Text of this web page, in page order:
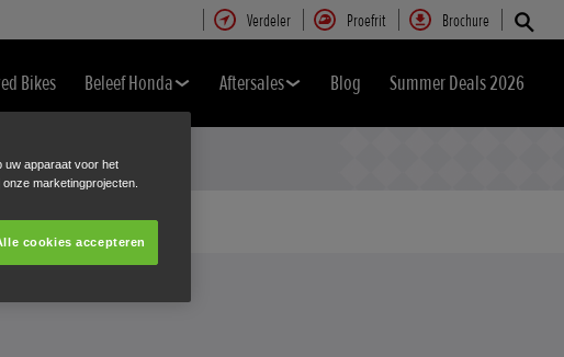
Verdeler Proefrit Brochure
Bikes Beleef Honda Aftersales Blog Summer Deals 2026
uw apparaat voor het
marketingprojecten.
cookies accepteren